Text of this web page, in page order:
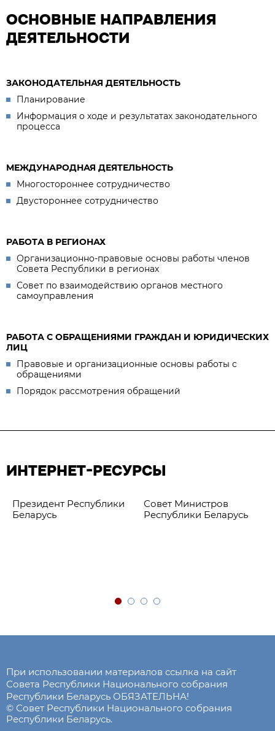
ОСНОВНЫЕ НАПРАВЛЕНИЯ
ДЕЯТЕЛЬНОСТИ
ЗАКОНОДАТЕЛЬНАЯ ДЕЯТЕЛЬНОСТЬ
Планирование
Информация о ходе и результатах законодательного
процесса
МЕЖДУНАРОДНАЯ ДЕЯТЕЛЬНОСТЬ
Многостороннее сотрудничество
Двустороннее сотрудничество
РАБОТА В РЕГИОНАХ
Организационно-правовые основы работы членов
Совета Республики в регионах
Совет по взаимодействию органов местного
самоуправления
РАБОТА С ОБРАЩЕНИЯМИ ГРАЖДАН И ЮРИДИЧЕСКИХ
ЛИЦ
Правовые и организационные основы работы с
обращениями
Порядок рассмотрения обращений
ИНТЕРНЕТ-РЕСУРСЫ
Президент Республики
Беларусь
Совет Министров
Республики Беларусь
При использовании материалов ссылка на сайт
Совета Республики Национального собрания
Республики Беларусь ОБЯЗАТЕЛЬНА!
© Совет Республики Национального собрания
Республики Беларусь.